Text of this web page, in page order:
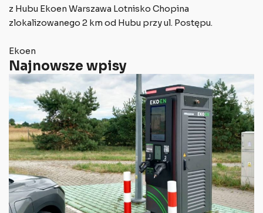
z Hubu Ekoen Warszawa Lotnisko Chopina
zlokalizowanego 2 km od Hubu przy ul. Postępu.
Ekoen
Najnowsze wpisy